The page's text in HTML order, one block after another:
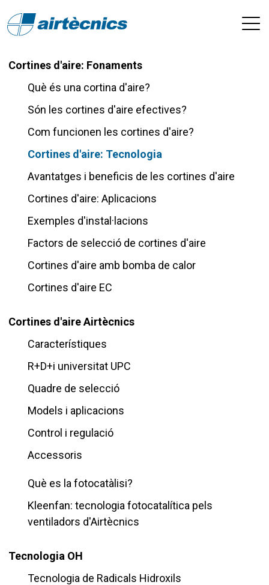
Cortines d'aire: Fonaments
Què és una cortina d'aire?
Són les cortines d'aire efectives?
Com funcionen les cortines d'aire?
Cortines d'aire: Tecnologia
Avantatges i beneficis de les cortines d'aire
Cortines d'aire: Aplicacions
Exemples d'instal·lacions
Factors de selecció de cortines d'aire
Cortines d'aire amb bomba de calor
Cortines d'aire EC
Cortines d'aire Airtècnics
Característiques
R+D+i universitat UPC
Quadre de selecció
Models i aplicacions
Control i regulació
Accessoris
Què es la fotocatàlisi?
Kleenfan: tecnologia fotocatalítica pels
ventiladors d'Airtècnics
Tecnologia OH
Tecnologia de Radicals Hidroxils